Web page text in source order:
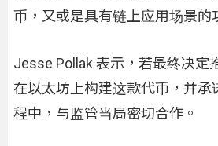
币，又或是具有链上应用场景的
Jesse Pollak 表示，若最终决定
在以太坊上构建这款代币，并承
程中，与监管当局密切合作。